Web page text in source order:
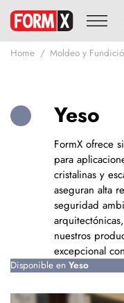
Home Moldeo y
Yeso
FormX ofrece
para
cristalinas y
aseguran alta
seguridad
nuestros
excepcional
Disponible en Yeso